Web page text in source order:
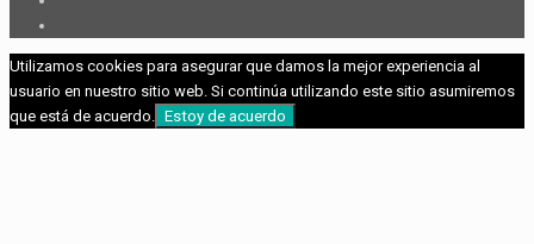
Utilizamos cookies para asegurar que damos la mejor experiencia al
usuario en nuestro sitio web. Si continúa utilizando este sitio asumiremos
que está de acuerdo.
Estoy de acuerdo